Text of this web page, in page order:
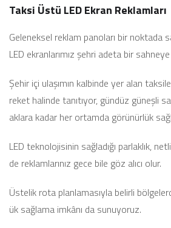
Taksi Üstü LED Ekran Reklamları
Geleneksel reklam panoları bir noktada
LED ekranlarımız şehri adeta bir
Şehir içi ulaşımın kalbinde yer alan
reket halinde tanıtıyor, gündüz güneşli
aklara kadar her ortamda görünürlük
LED teknolojisinin sağladığı parlaklık,
de reklamlarınız gece bile göz alıcı olur.
Üstelik rota planlamasıyla belirli
ük sağlama imkânı da sunuyoruz.